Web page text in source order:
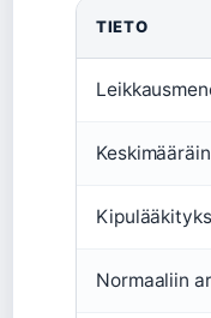
TIETO
Normaaliin